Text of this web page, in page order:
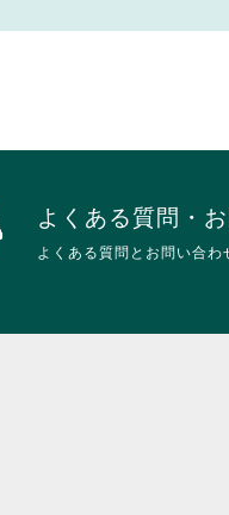
よくある質問・
よくある質問とお問い合わ